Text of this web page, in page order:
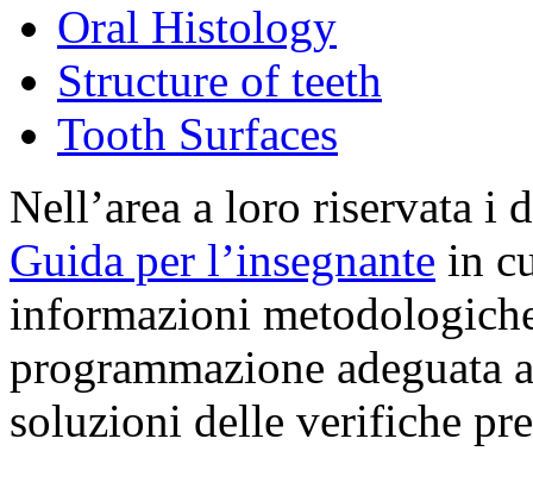
Oral Histology
Structure of teeth
Tooth Surfaces
Nell’area a loro riservata i
Guida per l’insegnante in
informazioni
programmazione adeguata
soluzioni delle verifiche